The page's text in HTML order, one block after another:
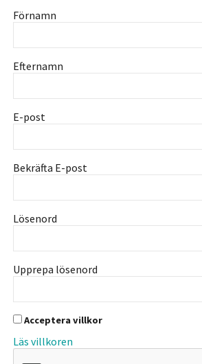
Förnamn
Efternamn
E-post
Bekräfta E-post
Lösenord
Upprepa lösenord
Acceptera villkor
Läs villkoren